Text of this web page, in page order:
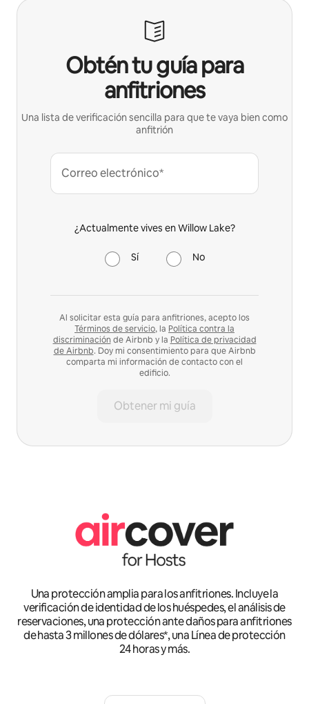
Obtén tu guía para
anfitriones
Una lista de verificación sencilla para que te vaya bien como
anfitrión
Correo electrónico*
¿Actualmente vives en Willow Lake?
Sí No
Al solicitar esta guía para anfitriones, acepto los
Términos de servicio, la Política contra la
discriminación de Airbnb y la Política de privacidad
de Airbnb. Doy mi consentimiento para que Airbnb
comparta mi información de contacto con el
edificio.
Obtener mi guía
Una protección amplia para los anfitriones. Incluye la
verificación de identidad de los huéspedes, el análisis de
reservaciones, una protección ante daños para anfitriones
de hasta 3 millones de dólares*, una Línea de protección
24 horas y más.